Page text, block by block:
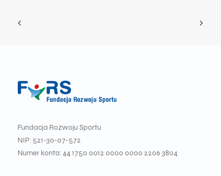
Fundacja Rozwoju Sportu
NIP: 521-30-07-572
Numer konta: 44 1750 0012 0000 0000 2206 3804